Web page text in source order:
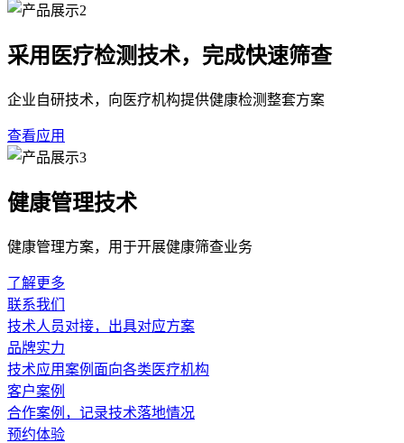
采用医疗检测技术，完成快速筛查
企业自研技术，向医疗机构提供健康检测整套方案
查看应用
健康管理技术
健康管理方案，用于开展健康筛查业务
了解更多
联系我们
技术人员对接，出具对应方案
品牌实力
技术应用案例面向各类医疗机构
客户案例
合作案例，记录技术落地情况
预约体验